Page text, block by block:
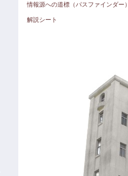
情報源への道標（パスファインダー
解説シート